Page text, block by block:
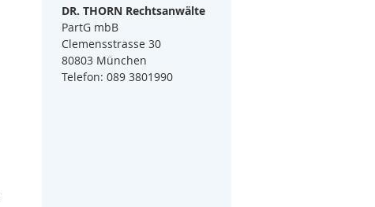
DR. THORN Rechtsanwälte
PartG mbB
Clemensstrasse 30
80803 München
Telefon: 089 3801990